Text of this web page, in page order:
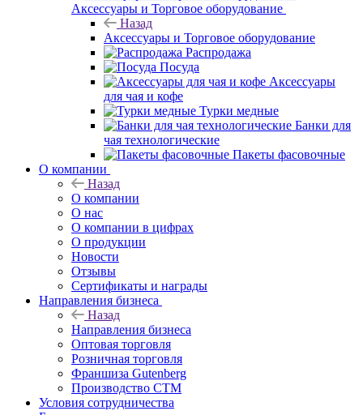
Аксессуары и Торговое оборудование
Назад
Аксессуары и Торговое оборудование
Распродажа
Посуда
Аксессуары
для чая и кофе
Турки медные
Банки для
чая технологические
Пакеты фасовочные
О компании
Назад
О компании
О нас
О компании в цифрах
О продукции
Новости
Отзывы
Сертификаты и награды
Направления бизнеса
Назад
Направления бизнеса
Оптовая торговля
Розничная торговля
Франшиза Gutenberg
Производство СТМ
Условия сотрудничества